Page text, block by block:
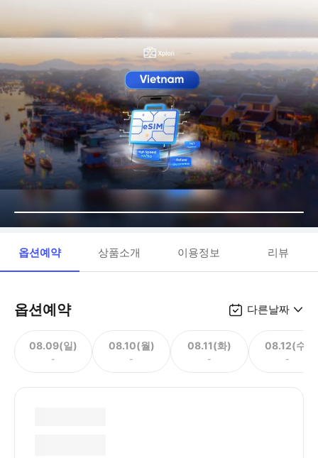
옵션예약 상품소개 이용정보 리뷰
옵션예약 다른날짜
08.09(일)
-
08.10(월)
-
08.11(화)
-
08.12(수)
-